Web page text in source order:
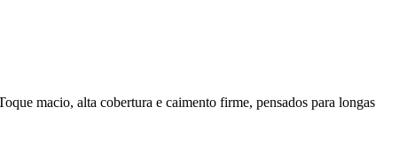
macio, alta cobertura e caimento firme, pensados para longas